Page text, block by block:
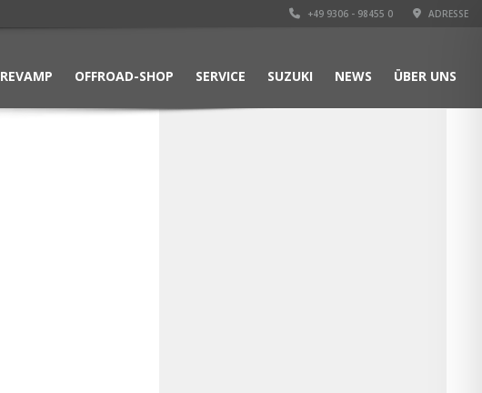
+49 9306 - 98455 0 ADRESSE
REVAMP OFFROAD-SHOP SERVICE SUZUKI NEWS ÜBER UNS